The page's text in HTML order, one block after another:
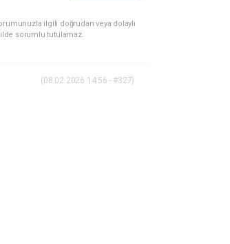
ilgili doğrudan veya dolaylı
sorumlu tutulamaz.
(08.02.2026 14:56 - #327)